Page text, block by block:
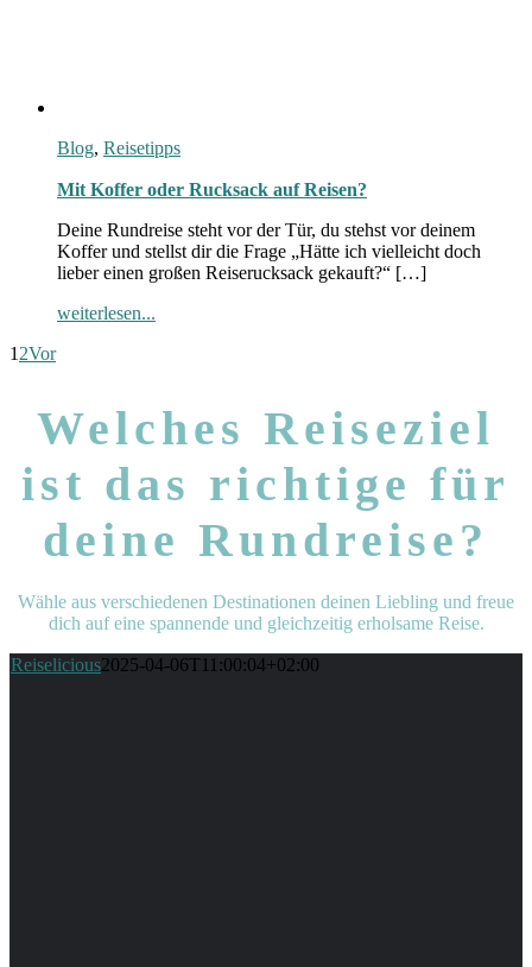
Blog, Reisetipps
Mit Koffer oder Rucksack auf Reisen?
Deine Rundreise steht vor der Tür, du stehst vor deinem
Koffer und stellst dir die Frage „Hätte ich vielleicht doch
lieber einen großen Reiserucksack gekauft?“ […]
weiterlesen...
1 2Vor
Welches Reiseziel
ist das richtige für
deine Rundreise?
Wähle aus verschiedenen Destinationen deinen Liebling und freue
dich auf eine spannende und gleichzeitig erholsame Reise.
Reiselicious2025-04-06T11:00:04+02:00